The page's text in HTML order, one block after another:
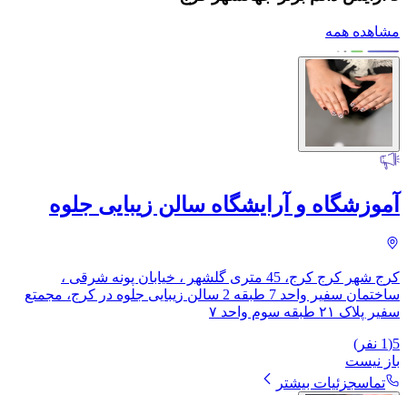
مشاهده همه
آموزشگاه و آرایشگاه سالن زیبایی جلوه
کرج شهر کرج کرج، 45 متری گلشهر ، خیابان پونه شرقی ،
ساختمان سفیر واحد 7 طبقه 2 سالن زیبایی جلوه در کرج، ​مجمتع
سفیر پلاک ۲۱ طبقه سوم واحد ۷
5
(
1 نفر)
باز نیست
تماسجزئیات بیشتر